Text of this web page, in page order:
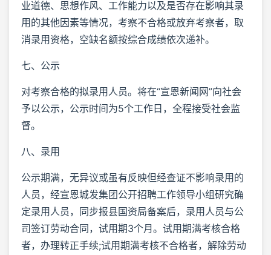
业道德、思想作风、工作能力以及是否存在影响其录
用的其他因素等情况，考察不合格或放弃考察者，取
消录用资格，空缺名额按综合成绩依次递补。
七、公示
对考察合格的拟录用人员。将在“宣恩新闻网”向社会
予以公示，公示时间为5个工作日，全程接受社会监
督。
八、录用
公示期满，无异议或虽有反映但经查证不影响录用的
人员，经宣恩城发集团公开招聘工作领导小组研究确
定录用人员，同步报县国资局备案后，录用人员与公
司签订劳动合同，试用期3个月。试用期满考核合格
者，办理转正手续;试用期满考核不合格者，解除劳动